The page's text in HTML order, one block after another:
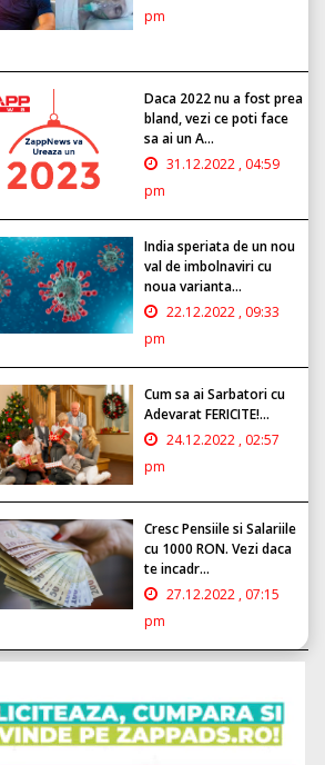
pm
Daca 2022 nu a fost prea
bland, vezi ce poti face
sa ai un A...
31.12.2022 , 04:59
pm
India speriata de un nou
val de imbolnaviri cu
noua varianta...
22.12.2022 , 09:33
pm
Cum sa ai Sarbatori cu
Adevarat FERICITE!...
24.12.2022 , 02:57
pm
Cresc Pensiile si Salariile
cu 1000 RON. Vezi daca
te incadr...
27.12.2022 , 07:15
pm